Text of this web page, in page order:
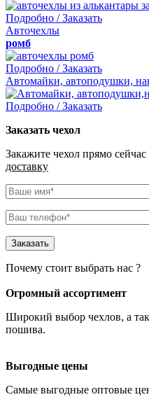
Подробно / Заказать
Авточехлы
ромб
Подробно / Заказать
Автомайки, автоподушки,
Подробно / Заказать
Заказать чехол
Закажите чехол прямо сейчас
доставку
Почему стоит выбрать нас ?
Огромный ассортимент
Широкий выбор чехлов, а
пошива.
Выгодные цены
Самые выгодные оптовые